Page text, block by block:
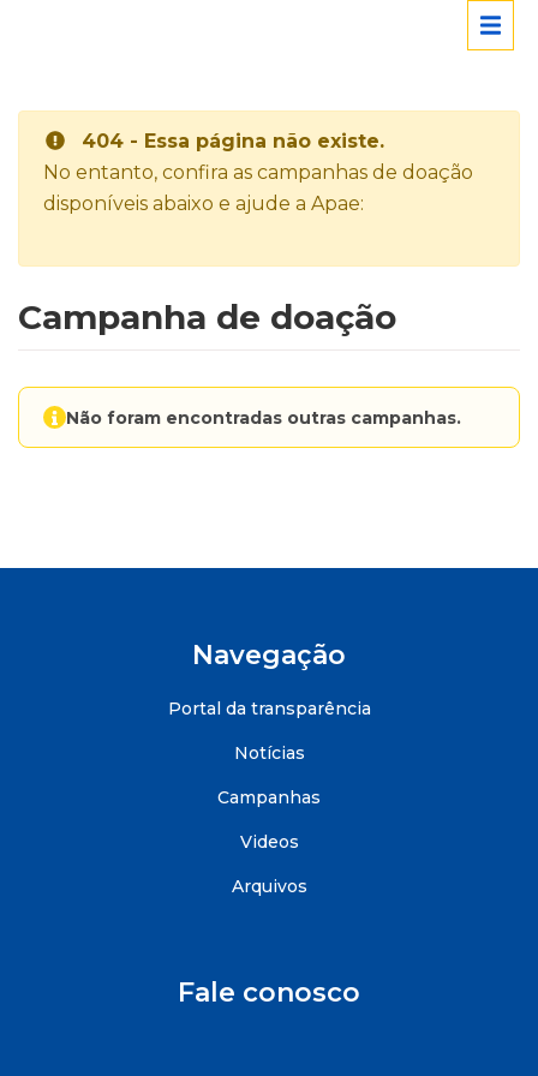
404 - Essa página não existe.
No entanto, confira as campanhas de doação
disponíveis abaixo e ajude a Apae:
Campanha de doação
Não foram encontradas outras campanhas.
Navegação
Portal da transparência
Notícias
Campanhas
Videos
Arquivos
Fale conosco